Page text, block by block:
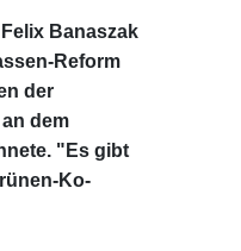
Banaszak
Reform
der
dem
"Es gibt
Ko-